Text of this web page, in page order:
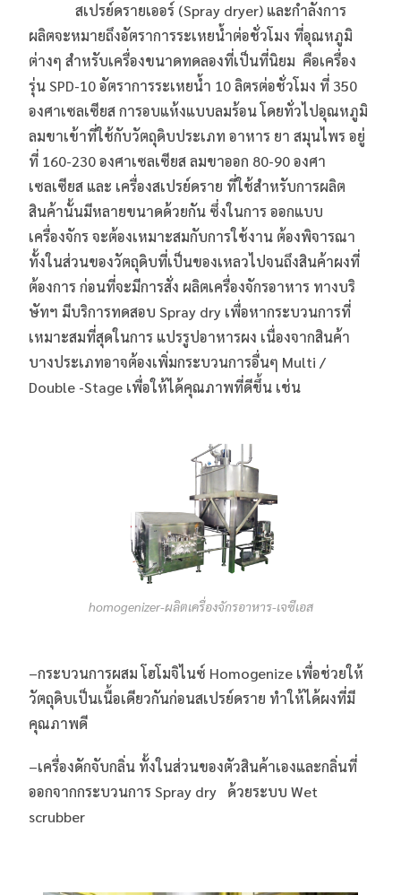
สเปรย์ดรายเออร์ (Spray dryer) และกำลังการ
ผลิตจะหมายถึงอัตราการระเหยน้ำต่อชั่วโมง ที่อุณหภูมิ
ต่างๆ สำหรับเครื่องขนาดทดลองที่เป็นที่นิยม คือเครื่อง
รุ่น SPD-10 อัตราการระเหยน้ำ 10 ลิตรต่อชั่วโมง ที่ 350
องศาเซลเซียส การอบแห้งแบบลมร้อน โดยทั่วไปอุณหภูมิ
ลมขาเข้าที่ใช้กับวัตถุดิบประเภท อาหาร ยา สมุนไพร อยู่
ที่ 160-230 องศาเซลเซียส ลมขาออก 80-90 องศา
เซลเซียส และ เครื่องสเปรย์ดราย ที่ใช้สำหรับการผลิต
สินค้านั้นมีหลายขนาดด้วยกัน ซึ่งในการ ออกแบบ
เครื่องจักร จะต้องเหมาะสมกับการใช้งาน ต้องพิจารณา
ทั้งในส่วนของวัตถุดิบที่เป็นของเหลวไปจนถึงสินค้าผงที่
ต้องการ ก่อนที่จะมีการสั่ง ผลิตเครื่องจักรอาหาร ทางบริ
ษัทฯ มีบริการทดสอบ Spray dry เพื่อหากระบวนการที่
เหมาะสมที่สุดในการ แปรรูปอาหารผง เนื่องจากสินค้า
บางประเภทอาจต้องเพิ่มกระบวนการอื่นๆ Multi /
Double -Stage เพื่อให้ได้คุณภาพที่ดีขึ้น เช่น
homogenizer-ผลิตเครื่องจักรอาหาร-เจซีเอส
–กระบวนการผสม โฮโมจิไนซ์ Homogenize เพื่อช่วยให้
วัตถุดิบเป็นเนื้อเดียวกันก่อนสเปรย์ดราย ทำให้ได้ผงที่มี
คุณภาพดี
–เครื่องดักจับกลิ่น ทั้งในส่วนของตัวสินค้าเองและกลิ่นที่
ออกจากกระบวนการ Spray dry ด้วยระบบ Wet
scrubber